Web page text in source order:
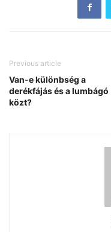
Previous article
Van-e különbség a
derékfájás és a lumbágó
közt?